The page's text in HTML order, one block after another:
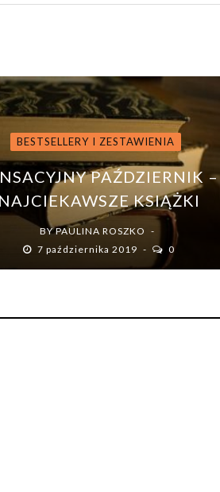
BESTSELLERY I ZESTAWIENIA
PAŹDZIERNIK –
NAJCIEKAWSZE KSIĄŻKI
BYPAULINA ROSZKO
7 października 2019
0